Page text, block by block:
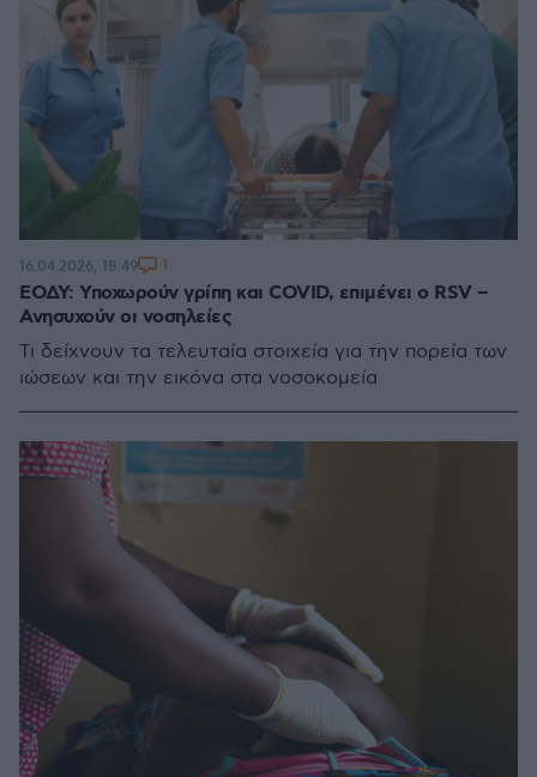
ΕΟΔΥ: Υποχωρούν γρίπη και COVID, επιμένει ο RSV –
Ανησυχούν οι νοσηλείες
Τι δείχνουν τα τελευταία στοιχεία για την πορεία των
ιώσεων και την εικόνα στα νοσοκομεία
16.04.2026, 18:49 1